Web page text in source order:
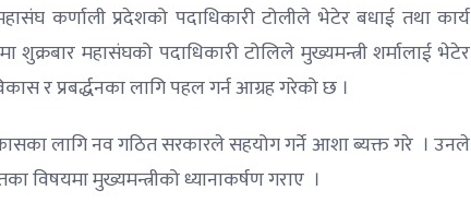
कर्णाली प्रदेशको पदाधिकारी टोलीले भेटेर बधाई तथा कार्य
महासंघको पदाधिकारी टोलिले मुख्यमन्त्री शर्मालाई भेटेर
र प्रबर्द्धनका लागि पहल गर्न आग्रह गरेको छ ।
लागि नव गठित सरकारले सहयोग गर्ने आशा ब्यक्त गरे । उनले
विषयमा मुख्यमन्त्रीको ध्यानाकर्षण गराए ।